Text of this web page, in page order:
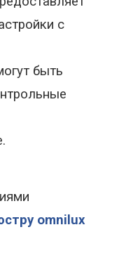
с
быть
omnilux